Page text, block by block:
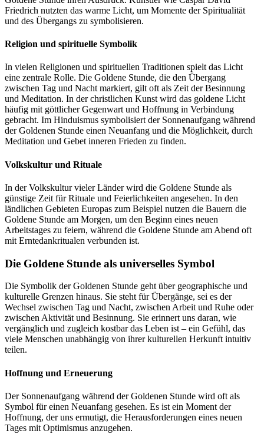
Friedrich nutzten das warme Licht, um Momente der Spiritualität
und des Übergangs zu symbolisieren.
Religion und spirituelle Symbolik
In vielen Religionen und spirituellen Traditionen spielt das Licht
eine zentrale Rolle. Die Goldene Stunde, die den Übergang
zwischen Tag und Nacht markiert, gilt oft als Zeit der Besinnung
und Meditation. In der christlichen Kunst wird das goldene Licht
häufig mit göttlicher Gegenwart und Hoffnung in Verbindung
gebracht. Im Hinduismus symbolisiert der Sonnenaufgang während
der Goldenen Stunde einen Neuanfang und die Möglichkeit, durch
Meditation und Gebet inneren Frieden zu finden.
Volkskultur und Rituale
In der Volkskultur vieler Länder wird die Goldene Stunde als
günstige Zeit für Rituale und Feierlichkeiten angesehen. In den
ländlichen Gebieten Europas zum Beispiel nutzen die Bauern die
Goldene Stunde am Morgen, um den Beginn eines neuen
Arbeitstages zu feiern, während die Goldene Stunde am Abend oft
mit Erntedankritualen verbunden ist.
Die Goldene Stunde als universelles Symbol
Die Symbolik der Goldenen Stunde geht über geographische und
kulturelle Grenzen hinaus. Sie steht für Übergänge, sei es der
Wechsel zwischen Tag und Nacht, zwischen Arbeit und Ruhe oder
zwischen Aktivität und Besinnung. Sie erinnert uns daran, wie
vergänglich und zugleich kostbar das Leben ist – ein Gefühl, das
viele Menschen unabhängig von ihrer kulturellen Herkunft intuitiv
teilen.
Hoffnung und Erneuerung
Der Sonnenaufgang während der Goldenen Stunde wird oft als
Symbol für einen Neuanfang gesehen. Es ist ein Moment der
Hoffnung, der uns ermutigt, die Herausforderungen eines neuen
Tages mit Optimismus anzugehen.